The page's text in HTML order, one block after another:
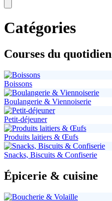
Catégories
Courses du quotidien
Boissons
Boulangerie & Viennoiserie
Petit-déjeuner
Produits laitiers & Œufs
Snacks, Biscuits & Confiserie
Épicerie & cuisine